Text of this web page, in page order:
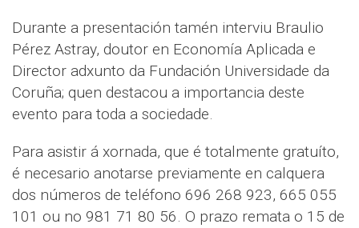
Durante a presentación tamén interviu Braulio
Pérez Astray, doutor en Economía Aplicada e
Director adxunto da Fundación Universidade da
Coruña; quen destacou a importancia deste
evento para toda a sociedade.
Para asistir á xornada, que é totalmente gratuíto,
é necesario anotarse previamente en calquera
dos números de teléfono 696 268 923, 665 055
101 ou no 981 71 80 56. O prazo remata o 15 de